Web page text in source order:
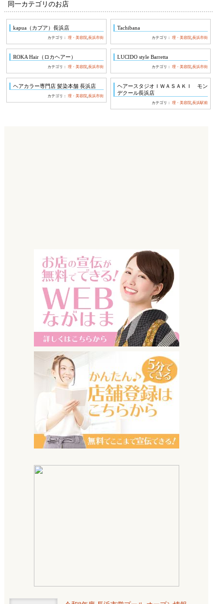
同一カテゴリのお店
kapua（カプア）長浜店
カテゴリ：理・美容院 ,長浜市街
Tachibana
カテゴリ：理・美容院 ,長浜市街
ROKA Hair（ロカヘアー）
カテゴリ：理・美容院,長浜市街
LUCIDO style Barretta
カテゴリ：理・美容院,長浜市街
ヘアカラー専門店 髪染本舗 長浜店
カテゴリ：理・美容院,長浜市街
ヘアースタジオＩＷＡＳＡＫＩ モン
デクール長浜店
カテゴリ：理・美容院,長浜駅前